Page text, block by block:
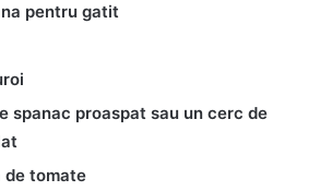
pentru gatit
spanac proaspat sau un cerc de
de tomate